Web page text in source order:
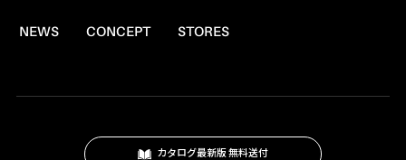
燃料
クッキングツール
NEWS CONCEPT STORES
カタログ最新版 無料送付